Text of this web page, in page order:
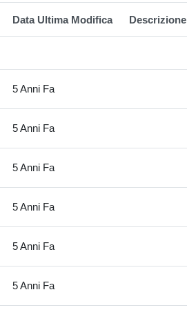
Data Ultima Modifica Descrizione
5 Anni Fa
5 Anni Fa
5 Anni Fa
5 Anni Fa
5 Anni Fa
5 Anni Fa